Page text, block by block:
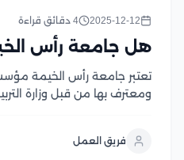
2025-12-12 4 دقائق قراءة
هل جامعة رأس
تعتبر جامعة رأس الخيمة
ومعترف بها من قبل وزارة
ومناسبة للطلاب باستخدام
فريق العمل